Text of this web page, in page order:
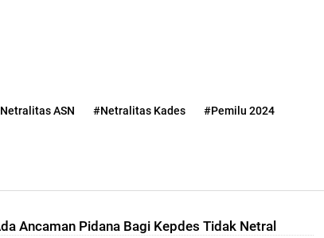
ASN #Netralitas Kades
#Pemilu 2024
Ancaman Pidana Bagi Kepdes Tidak Netral